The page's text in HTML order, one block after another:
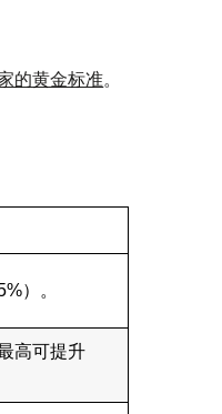
的黄金标准。
）。
高可提升